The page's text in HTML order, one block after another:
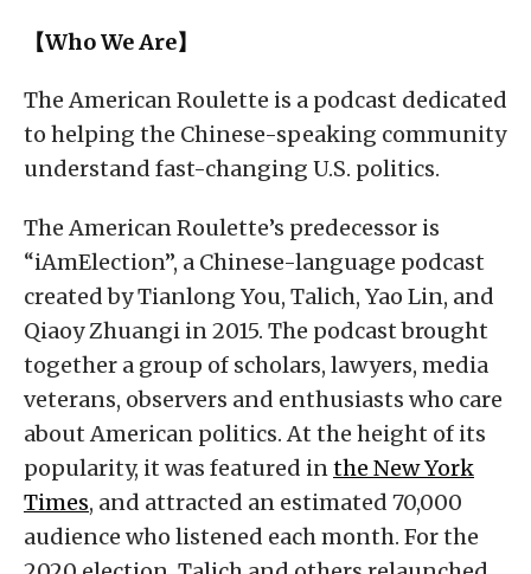
【Who We Are】
The American Roulette is a podcast dedicated
to helping the Chinese-speaking community
understand fast-changing U.S. politics.
The American Roulette’s predecessor is
“iAmElection”, a Chinese-language podcast
created by Tianlong You, Talich, Yao Lin, and
Qiaoy Zhuangi in 2015. The podcast brought
together a group of scholars, lawyers, media
veterans, observers and enthusiasts who care
about American politics. At the height of its
popularity, it was featured inthe New York
Times, and attracted an estimated 70,000
audience who listened each month. For the